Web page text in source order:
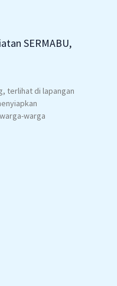
SERMABU,
terlihat di lapangan
warga